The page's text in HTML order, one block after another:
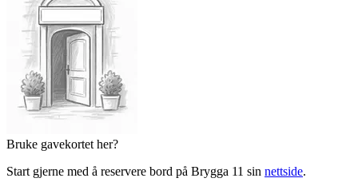
Bruke gavekortet her?
Start gjerne med å reservere bord på Brygga 11 sin nettside.